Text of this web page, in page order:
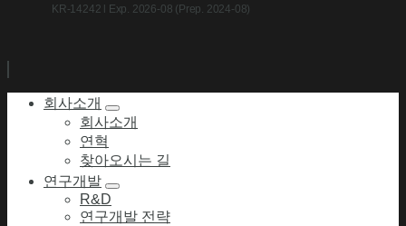
KR-14242 l Exp. 2026-08 (Prep. 2024-08)
회사소개
회사소개
연혁
찾아오시는 길
연구개발
R&D
연구개발 전략